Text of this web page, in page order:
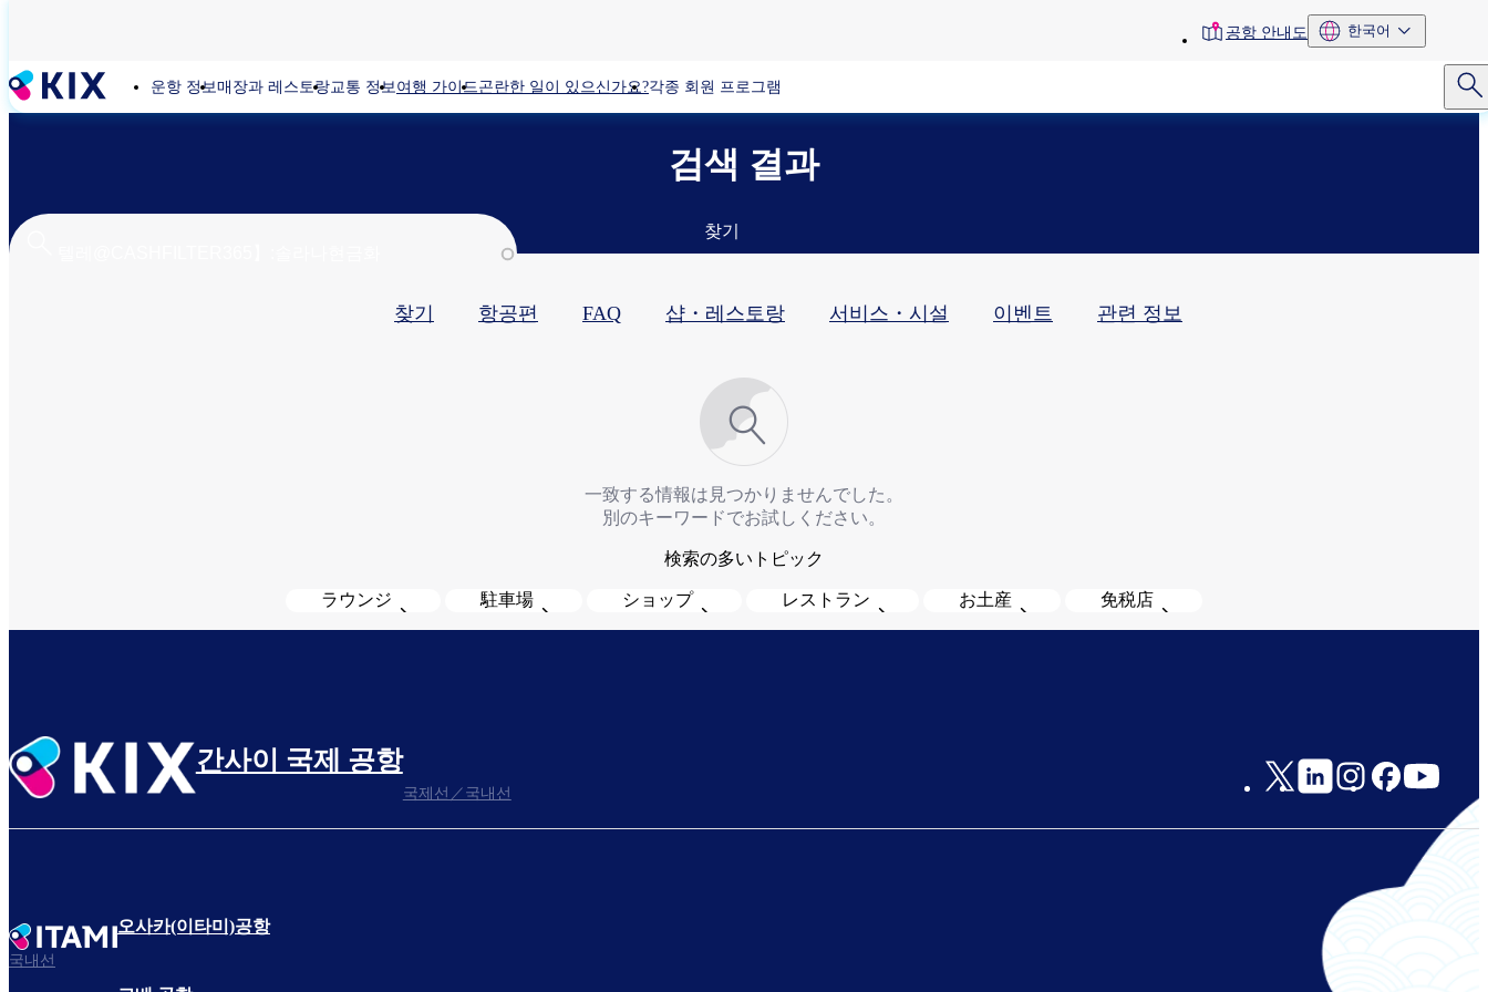
콘
텐
츠
기
toolbar공항 안내도 한국어
운항 정보매장과 레스토랑교통 정보여행 가이드곤란한 일이 있으신가요?각종 회원 프로그램
검색 결과
찾기
찾기 항공편 FAQ 샵・레스토랑​ 서비스・시설​ 이벤트 관련 정보
一致する情報は見つかりませんでした。
別のキーワードでお試しください。
検索の多いトピック
ラウンジ 駐車場 ショップ レストラン お土産 免税店
간사이 국제 공항
국제선／국내선
오사카(이타미)공항
국내선
Social